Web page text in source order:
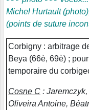
Michel Hurtault
(points de suture
Corbigny : arbitrage
Beya (66è, 69è) ;
temporaire du
Cosne C :
Oliveira Antoine,